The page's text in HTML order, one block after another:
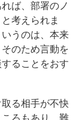
ば、部署のノ
考えられま
うのは、本来
のため言動を
ることをおす
る相手が不快